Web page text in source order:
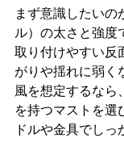
まず意識したいの
ル）の太さと強度
取り付けやすい反
がりや揺れに弱く
風を想定するなら
を持つマストを選
ドルや金具でし